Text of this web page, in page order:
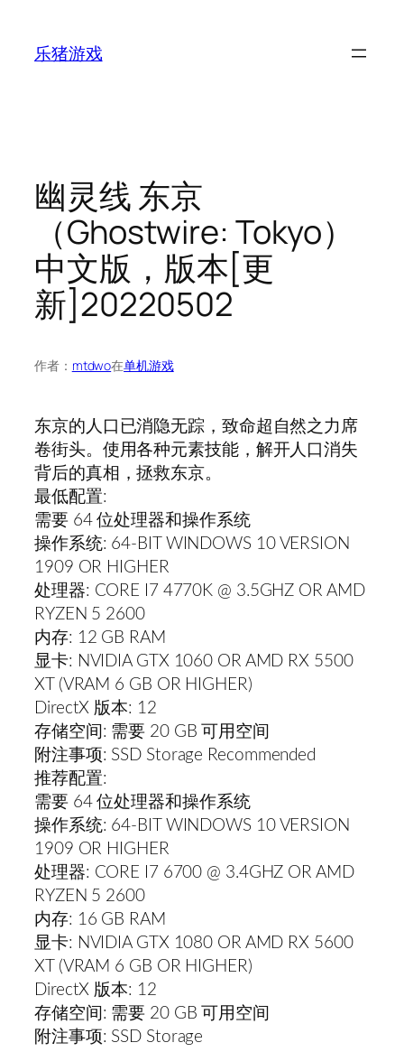
乐猪游戏
幽灵线 东京
（Ghostwire: Tokyo）
中文版，版本[更
新]20220502
作者： mtdwo在单机游戏
东京的人口已消隐无踪，致命超自然之力席
卷街头。使用各种元素技能，解开人口消失
背后的真相，拯救东京。
最低配置:
需要 64 位处理器和操作系统
操作系统: 64-BIT WINDOWS 10 VERSION
1909 OR HIGHER
处理器: CORE I7 4770K @ 3.5GHZ OR AMD
RYZEN 5 2600
内存: 12 GB RAM
显卡: NVIDIA GTX 1060 OR AMD RX 5500
XT (VRAM 6 GB OR HIGHER)
DirectX 版本: 12
存储空间: 需要 20 GB 可用空间
附注事项: SSD Storage Recommended
推荐配置:
需要 64 位处理器和操作系统
操作系统: 64-BIT WINDOWS 10 VERSION
1909 OR HIGHER
处理器: CORE I7 6700 @ 3.4GHZ OR AMD
RYZEN 5 2600
内存: 16 GB RAM
显卡: NVIDIA GTX 1080 OR AMD RX 5600
XT (VRAM 6 GB OR HIGHER)
DirectX 版本: 12
存储空间: 需要 20 GB 可用空间
附注事项: SSD Storage